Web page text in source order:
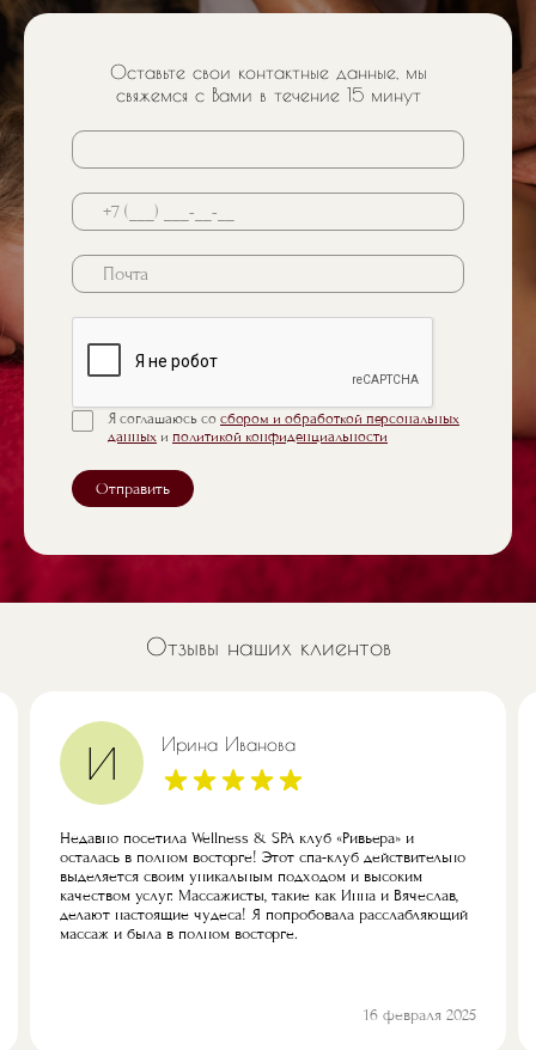
Оставьте свои контактные данные, мы
свяжемся с Вами в течение 15 минут
Почта
Я соглашаюсь со сбором и обработкой персональных
данных и политикой конфиденциальности
Отправить
Отзывы наших клиентов
И Ирина Иванова
Недавно посетила Wellness & SPA клуб «Ривьера» и
осталась в полном восторге! Этот спа-клуб действительно
выделяется своим уникальным подходом и высоким
качеством услуг. Массажисты, такие как Инна и Вячеслав,
делают настоящие чудеса! Я попробовала расслабляющий
массаж и была в полном восторге.
16 февраля 2025